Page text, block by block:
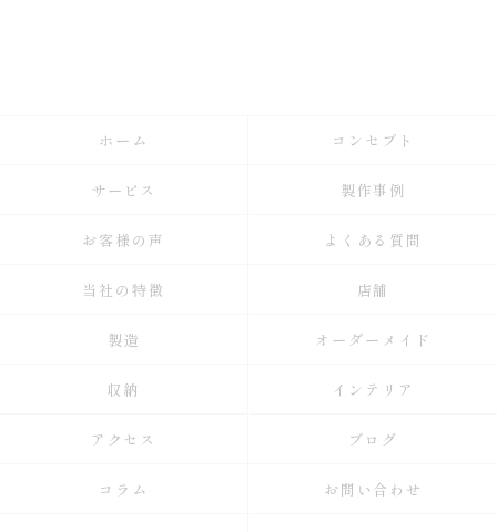
ホーム コンセプト
サービス 製作事例
お客様の声 よくある質問
当社の特徴 店舗
製造 オーダーメイド
収納 インテリア
アクセス ブログ
コラム お問い合わせ